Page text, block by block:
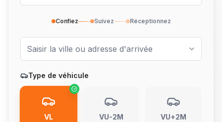
Confiez Suivez Réceptionnez
Type de véhicule
VL VU-2M VU+2M